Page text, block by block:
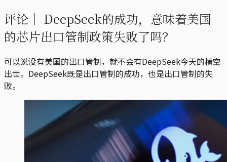
评论｜ DeepSeek的成功，意味着美国
的芯片出口管制政策失败了吗？
可以说没有美国的出口管制，就不会有DeepSeek今天的横空
出世。DeepSeek既是出口管制的成功，也是出口管制的失
败。